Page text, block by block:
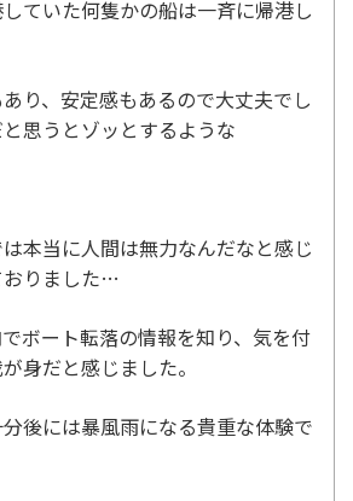
ていた何隻かの船は一斉に帰港し
り、安定感もあるので大丈夫でし
思うとゾッとするような
本当に人間は無力なんだなと感じ
おりました…
ボート転落の情報を知り、気を付
身だと感じました。
後には暴風雨になる貴重な体験で